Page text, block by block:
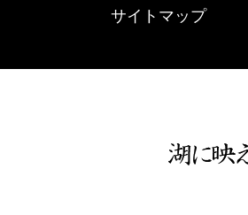
サイトマップ